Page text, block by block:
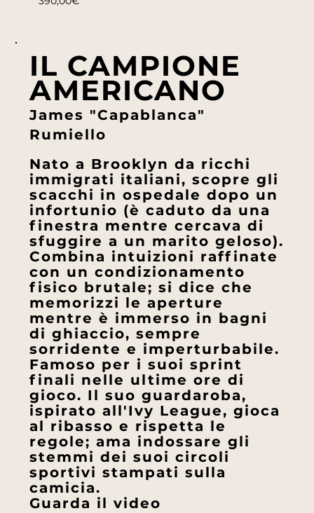
IL CAMPIONE
AMERICANO
James "Capablanca"
Rumiello
Nato a Brooklyn da ricchi
immigrati italiani, scopre gli
scacchi in ospedale dopo un
infortunio (è caduto da una
finestra mentre cercava di
sfuggire a un marito geloso).
Combina intuizioni raffinate
con un condizionamento
fisico brutale; si dice che
memorizzi le aperture
mentre è immerso in bagni
di ghiaccio, sempre
sorridente e imperturbabile.
Famoso per i suoi sprint
finali nelle ultime ore di
gioco. Il suo guardaroba,
ispirato all'Ivy League, gioca
al ribasso e rispetta le
regole; ama indossare gli
stemmi dei suoi circoli
sportivi stampati sulla
camicia.
Guarda il video